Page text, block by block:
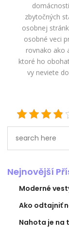
zbytočných
osobnej
osobné veci
rovnako ako
ktoré ho
vy neviete
Nejnovější
Moderné
Ako odtajniť
Nahota je na